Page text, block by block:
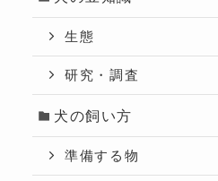
生態
研究・調査
犬の飼い方
準備する物